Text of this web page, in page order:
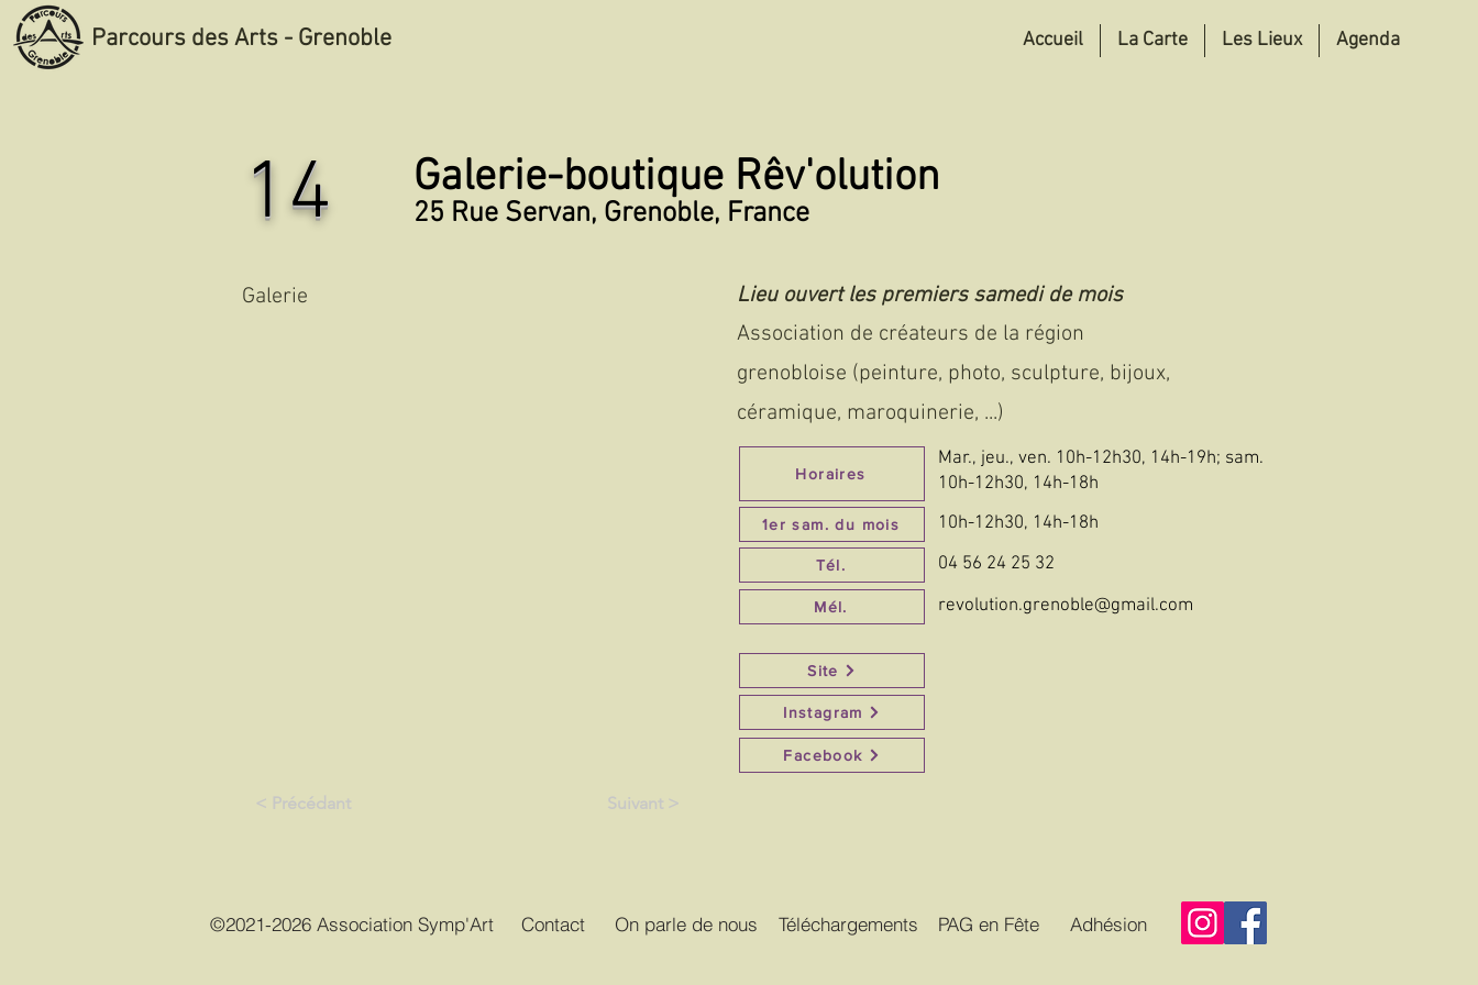
Parcours des Arts - Grenoble Accueil La Carte Les Lieux Agenda
14 Galerie-boutique Rêv'olution
25 Rue Servan, Grenoble, France
Galerie
< Précédant Suivant >
Lieu ouvert les premiers samedi de mois
Association de créateurs de la région
grenobloise (peinture, photo, sculpture, bijoux,
céramique, maroquinerie, ...)
Horaires
1er sam. du mois
Tél.
Mar., jeu., ven. 10h-12h30, 14h-19h; sam.
10h-12h30, 14h-18h
10h-12h30, 14h-18h
04 56 24 25 32
Mél. revolution.grenoble@gmail.com
Site
Instagram
Facebook
©2021-2026 Association Symp'Art Contact On parle de nous Téléchargements PAG en Fête Adhésion